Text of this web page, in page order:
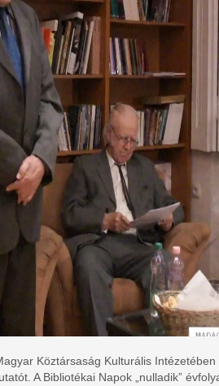
Köztársaság Kulturális
A Bibliotékai Napok „nulladik”